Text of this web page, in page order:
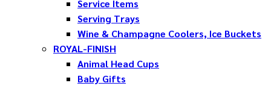
Service Items
Serving Trays
Wine & Champagne Coolers, Ice Buckets
ROYAL-FINISH
Animal Head Cups
Baby Gifts